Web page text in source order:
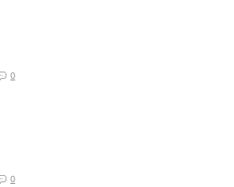
0
0